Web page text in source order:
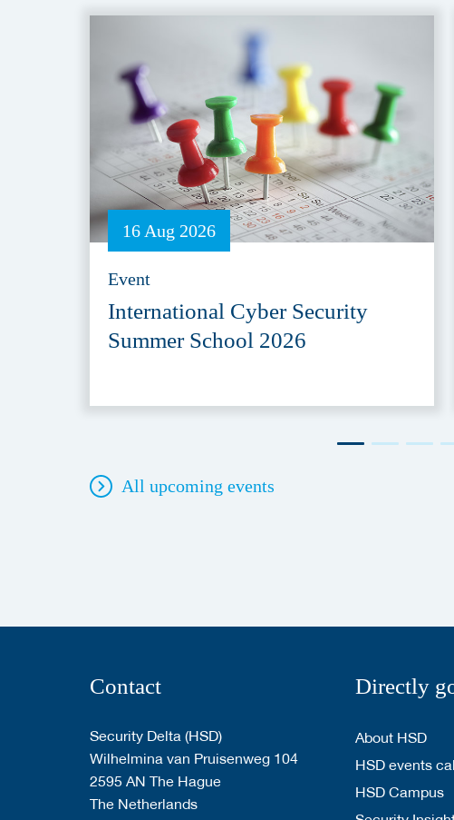
16 Aug 2026
Event
International Cyber Security
Summer School 2026
All upcoming events
Contact
Security Delta (HSD)
Wilhelmina van Pruisenweg 104
2595 AN The Hague
The Netherlands
Directly
About HSD
HSD events
HSD Campus